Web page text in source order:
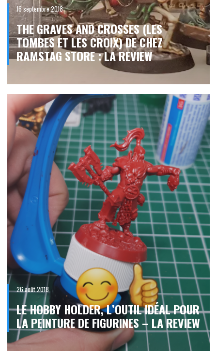
16 septembre 2018
THE GRAVES AND CROSSES (LES
TOMBES ET LES CROIX) DE CHEZ
RAMSTAG STORE : LA REVIEW
26 août 2018
LE HOBBY HOLDER, L’OUTIL IDÉAL POUR
LA PEINTURE DE FIGURINES – LA REVIEW